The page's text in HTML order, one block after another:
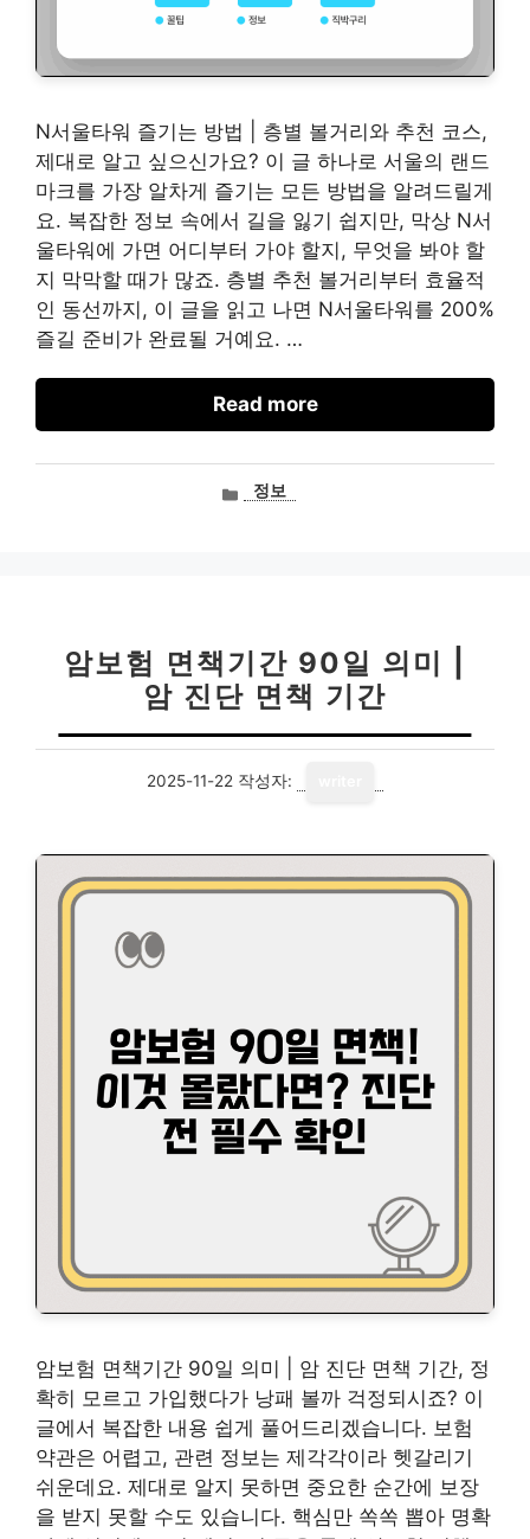
N서울타워 즐기는 방법 | 층별 볼거리와 추천 코스,
제대로 알고 싶으신가요? 이 글 하나로 서울의 랜드
마크를 가장 알차게 즐기는 모든 방법을 알려드릴게
요. 복잡한 정보 속에서 길을 잃기 쉽지만, 막상 N서
울타워에 가면 어디부터 가야 할지, 무엇을 봐야 할
지 막막할 때가 많죠. 층별 추천 볼거리부터 효율적
인 동선까지, 이 글을 읽고 나면 N서울타워를 200%
즐길 준비가 완료될 거예요. …
Read more
카정보
암보험 면책기간 90일 의미 |
암 진단 면책 기간
2025-11-22 작성자:
암보험 면책기간 90일 의미 | 암 진단 면책 기간, 정
확히 모르고 가입했다가 낭패 볼까 걱정되시죠? 이
글에서 복잡한 내용 쉽게 풀어드리겠습니다. 보험
약관은 어렵고, 관련 정보는 제각각이라 헷갈리기
쉬운데요. 제대로 알지 못하면 중요한 순간에 보장
을 받지 못할 수도 있습니다. 핵심만 쏙쏙 뽑아 명확